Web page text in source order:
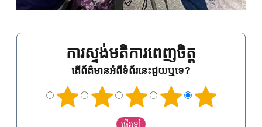
ការស្ទង់មតិការពេញចិត្ត
តើព័ត៌មានអំពីទំព័រនេះជួយឬទេ?